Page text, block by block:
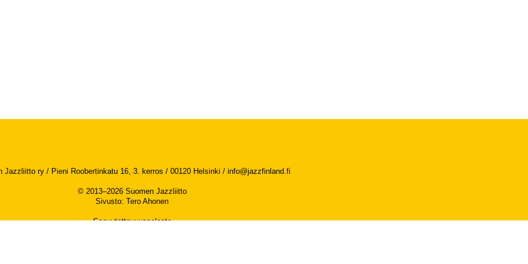
Jazzliitto ry / Pieni Roobertinkatu 16, 3. kerros / 00120 Helsinki / info@jazzfinland.fi
© 2013–2026 Suomen Jazzliitto
Sivusto: Tero Ahonen
Saavutettavuusseloste